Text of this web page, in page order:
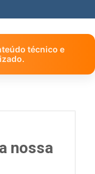
técnico e
nossa